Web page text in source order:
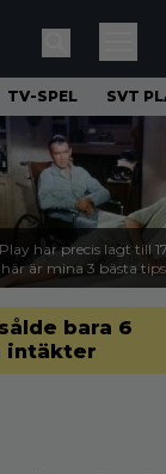
TV-SPEL SVT
Play har precis lagt till
är mina 3 bästa tips
bara 6
intäkter